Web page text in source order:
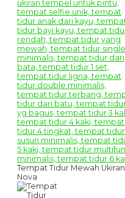
Tempat Tidur Mewah Ukiran
Nova